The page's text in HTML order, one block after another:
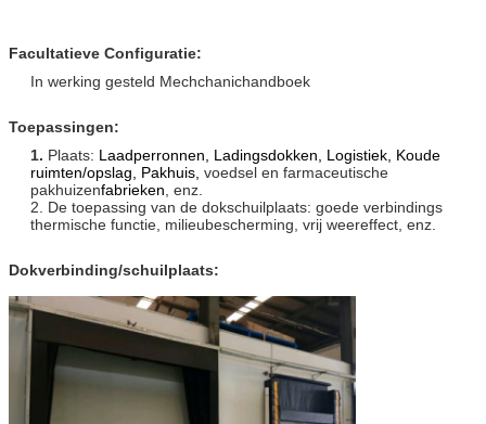
Facultatieve Configuratie:
In werking gesteld Mechchanichandboek
Toepassingen:
1. Plaats: Laadperronnen, Ladingsdokken, Logistiek, Koude
ruimten/opslag, Pakhuis, voedsel en farmaceutische
pakhuizenfabrieken , enz.
2. De toepassing van de dokschuilplaats: goede verbindings
thermische functie, milieubescherming, vrij weereffect, enz.
Dokverbinding/schuilplaats: